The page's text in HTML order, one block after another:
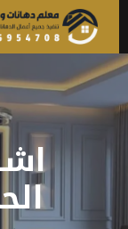
المحتوى